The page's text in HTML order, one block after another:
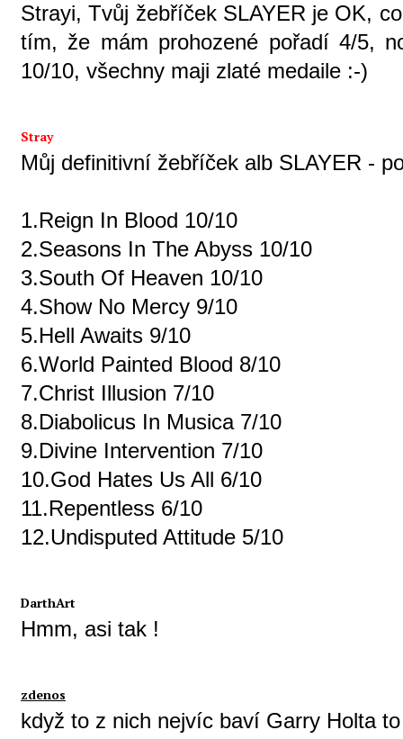
Strayi, Tvůj žebříček SLAYER je OK,
tím, že mám prohozené pořadí 4/5,
10/10, všechny maji zlaté medaile :-)
Stray
Můj definitivní žebříček alb SLAYER -
1.Reign In Blood 10/10
2.Seasons In The Abyss 10/10
3.South Of Heaven 10/10
4.Show No Mercy 9/10
5.Hell Awaits 9/10
6.World Painted Blood 8/10
7.Christ Illusion 7/10
8.Diabolicus In Musica 7/10
9.Divine Intervention 7/10
10.God Hates Us All 6/10
11.Repentless 6/10
12.Undisputed Attitude 5/10
DarthArt
Hmm, asi tak !
zdenos
když to z nich nejvíc baví Garry Holta